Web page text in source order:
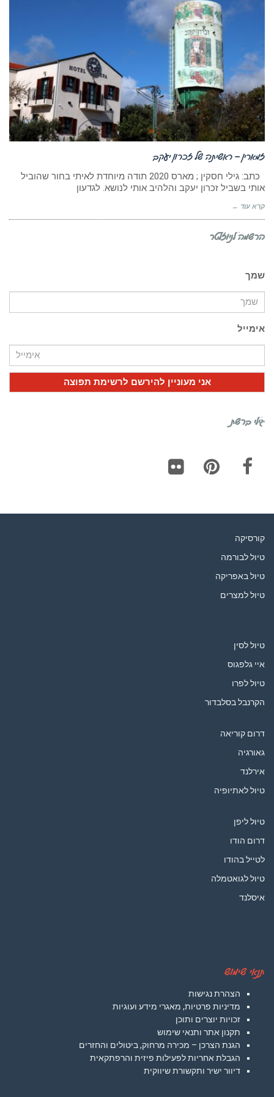
זמארין – ראשיתה של זכרון יעקב
כתב: גילי חסקין ; מארס 2020 תודה מיוחדת לאיתי בחור שהוביל
אותי בשביל זכרון יעקב והלהיב אותי לנושא. לגדעון
קרא עוד ←
הרשמה לניוזלטר
שמך
אימייל
גילי ברשת
קורסיקה
טיול לבורמה
טיול באפריקה
טיול למצרים
טיול לסין
איי גלפגוס
טיול לפרו
הקרנבל בסלבדור
דרום קוריאה
גאורגיה
אירלנד
טיול לאתיופיה
טיול ליפן
דרום הודו
לטייל בהודו
טיול לגואטמלה
איסלנד
תנאי שימוש
הצהרת נגישות
מדיניות פרטיות, מאגרי מידע ועוגיות
זכויות יוצרים ותוכן
תקנון אתר ותנאי שימוש
הגנת הצרכן – מכירה מרחוק, ביטולים והחזרים
הגבלת אחריות לפעילות פיזית והרפתקאית
דיוור ישיר ותקשורת שיווקית